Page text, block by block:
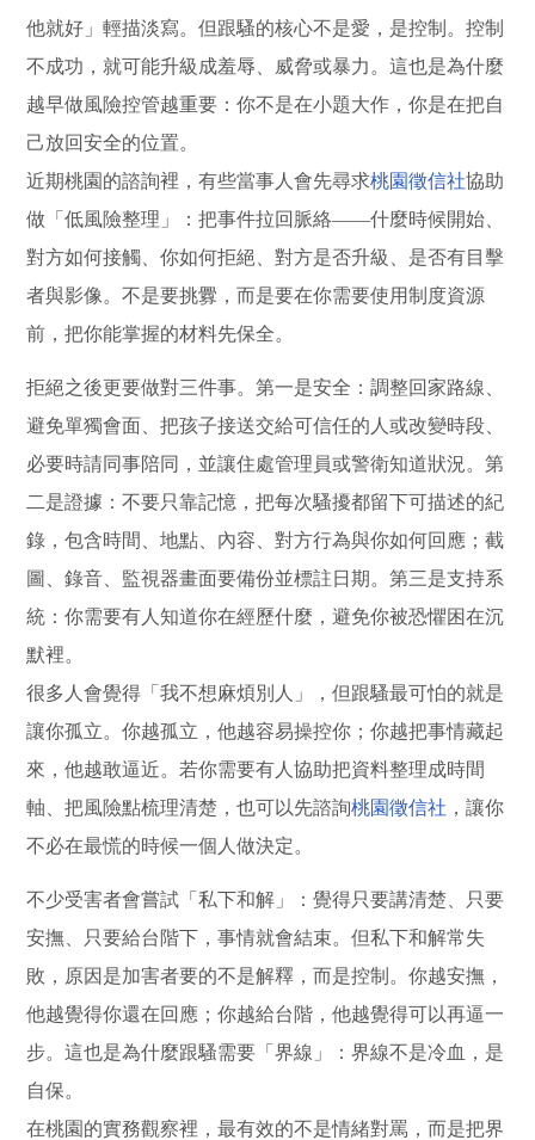
他就好」輕描淡寫。但跟騷的核心不是愛，是控制。控制
不成功，就可能升級成羞辱、威脅或暴力。這也是為什麼
越早做風險控管越重要：你不是在小題大作，你是在把自
己放回安全的位置。
近期桃園的諮詢裡，有些當事人會先尋求桃園徵信社協助
做「低風險整理」：把事件拉回脈絡——什麼時候開始、
對方如何接觸、你如何拒絕、對方是否升級、是否有目擊
者與影像。不是要挑釁，而是要在你需要使用制度資源
前，把你能掌握的材料先保全。
拒絕之後更要做對三件事。第一是安全：調整回家路線、
避免單獨會面、把孩子接送交給可信任的人或改變時段、
必要時請同事陪同，並讓住處管理員或警衛知道狀況。第
二是證據：不要只靠記憶，把每次騷擾都留下可描述的紀
錄，包含時間、地點、內容、對方行為與你如何回應；截
圖、錄音、監視器畫面要備份並標註日期。第三是支持系
統：你需要有人知道你在經歷什麼，避免你被恐懼困在沉
默裡。
很多人會覺得「我不想麻煩別人」，但跟騷最可怕的就是
讓你孤立。你越孤立，他越容易操控你；你越把事情藏起
來，他越敢逼近。若你需要有人協助把資料整理成時間
軸、把風險點梳理清楚，也可以先諮詢桃園徵信社 ，讓你
不必在最慌的時候一個人做決定。
不少受害者會嘗試「私下和解」：覺得只要講清楚、只要
安撫、只要給台階下，事情就會結束。但私下和解常失
敗，原因是加害者要的不是解釋，而是控制。你越安撫，
他越覺得你還在回應；你越給台階，他越覺得可以再逼一
步。這也是為什麼跟騷需要「界線」：界線不是冷血，是
自保。
在桃園的實務觀察裡，最有效的不是情緒對罵，而是把界